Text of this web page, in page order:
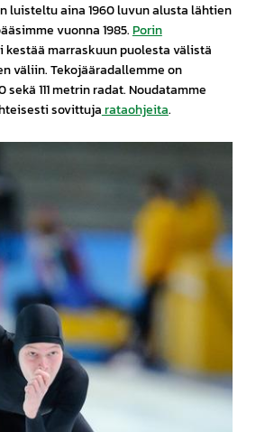
luisteltu aina 1960 luvun alusta lähtien
vuonna 1985. Porin
kestää marraskuun puolesta välistä
väliin. Tekojääradallemme on
111 metrin radat. Noudatamme
sovittuja rataohjeita.